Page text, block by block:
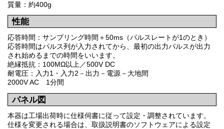
質量：約400g
性能
応答時間：サンプリング時間＋50ms（パルスレートが1のとき）
応答時間はパルス列が入力されてから、最初の出力パルスが出力
され始めるまでの時間をいいます。
絶縁抵抗：100MΩ以上／500V DC
耐電圧：入力1・入力2－出力－電源－大地間
2000V AC 1分間
パネル図
本器は工場出荷時に仕様伺書に従って設定・調整されています。
仕様を変更される場合は、取扱説明書のソフトウェアによる設定